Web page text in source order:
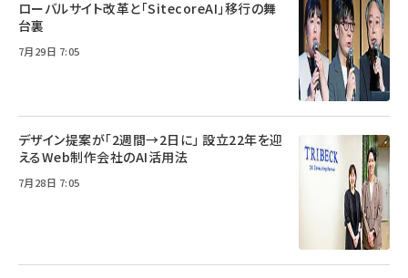
ローバルサイト改革と「SitecoreAI」移行の舞
台裏
7月29日 7:05
デザイン提案が「2週間→2日に」 設立22年を迎
えるWeb制作会社のAI活用法
7月28日 7:05